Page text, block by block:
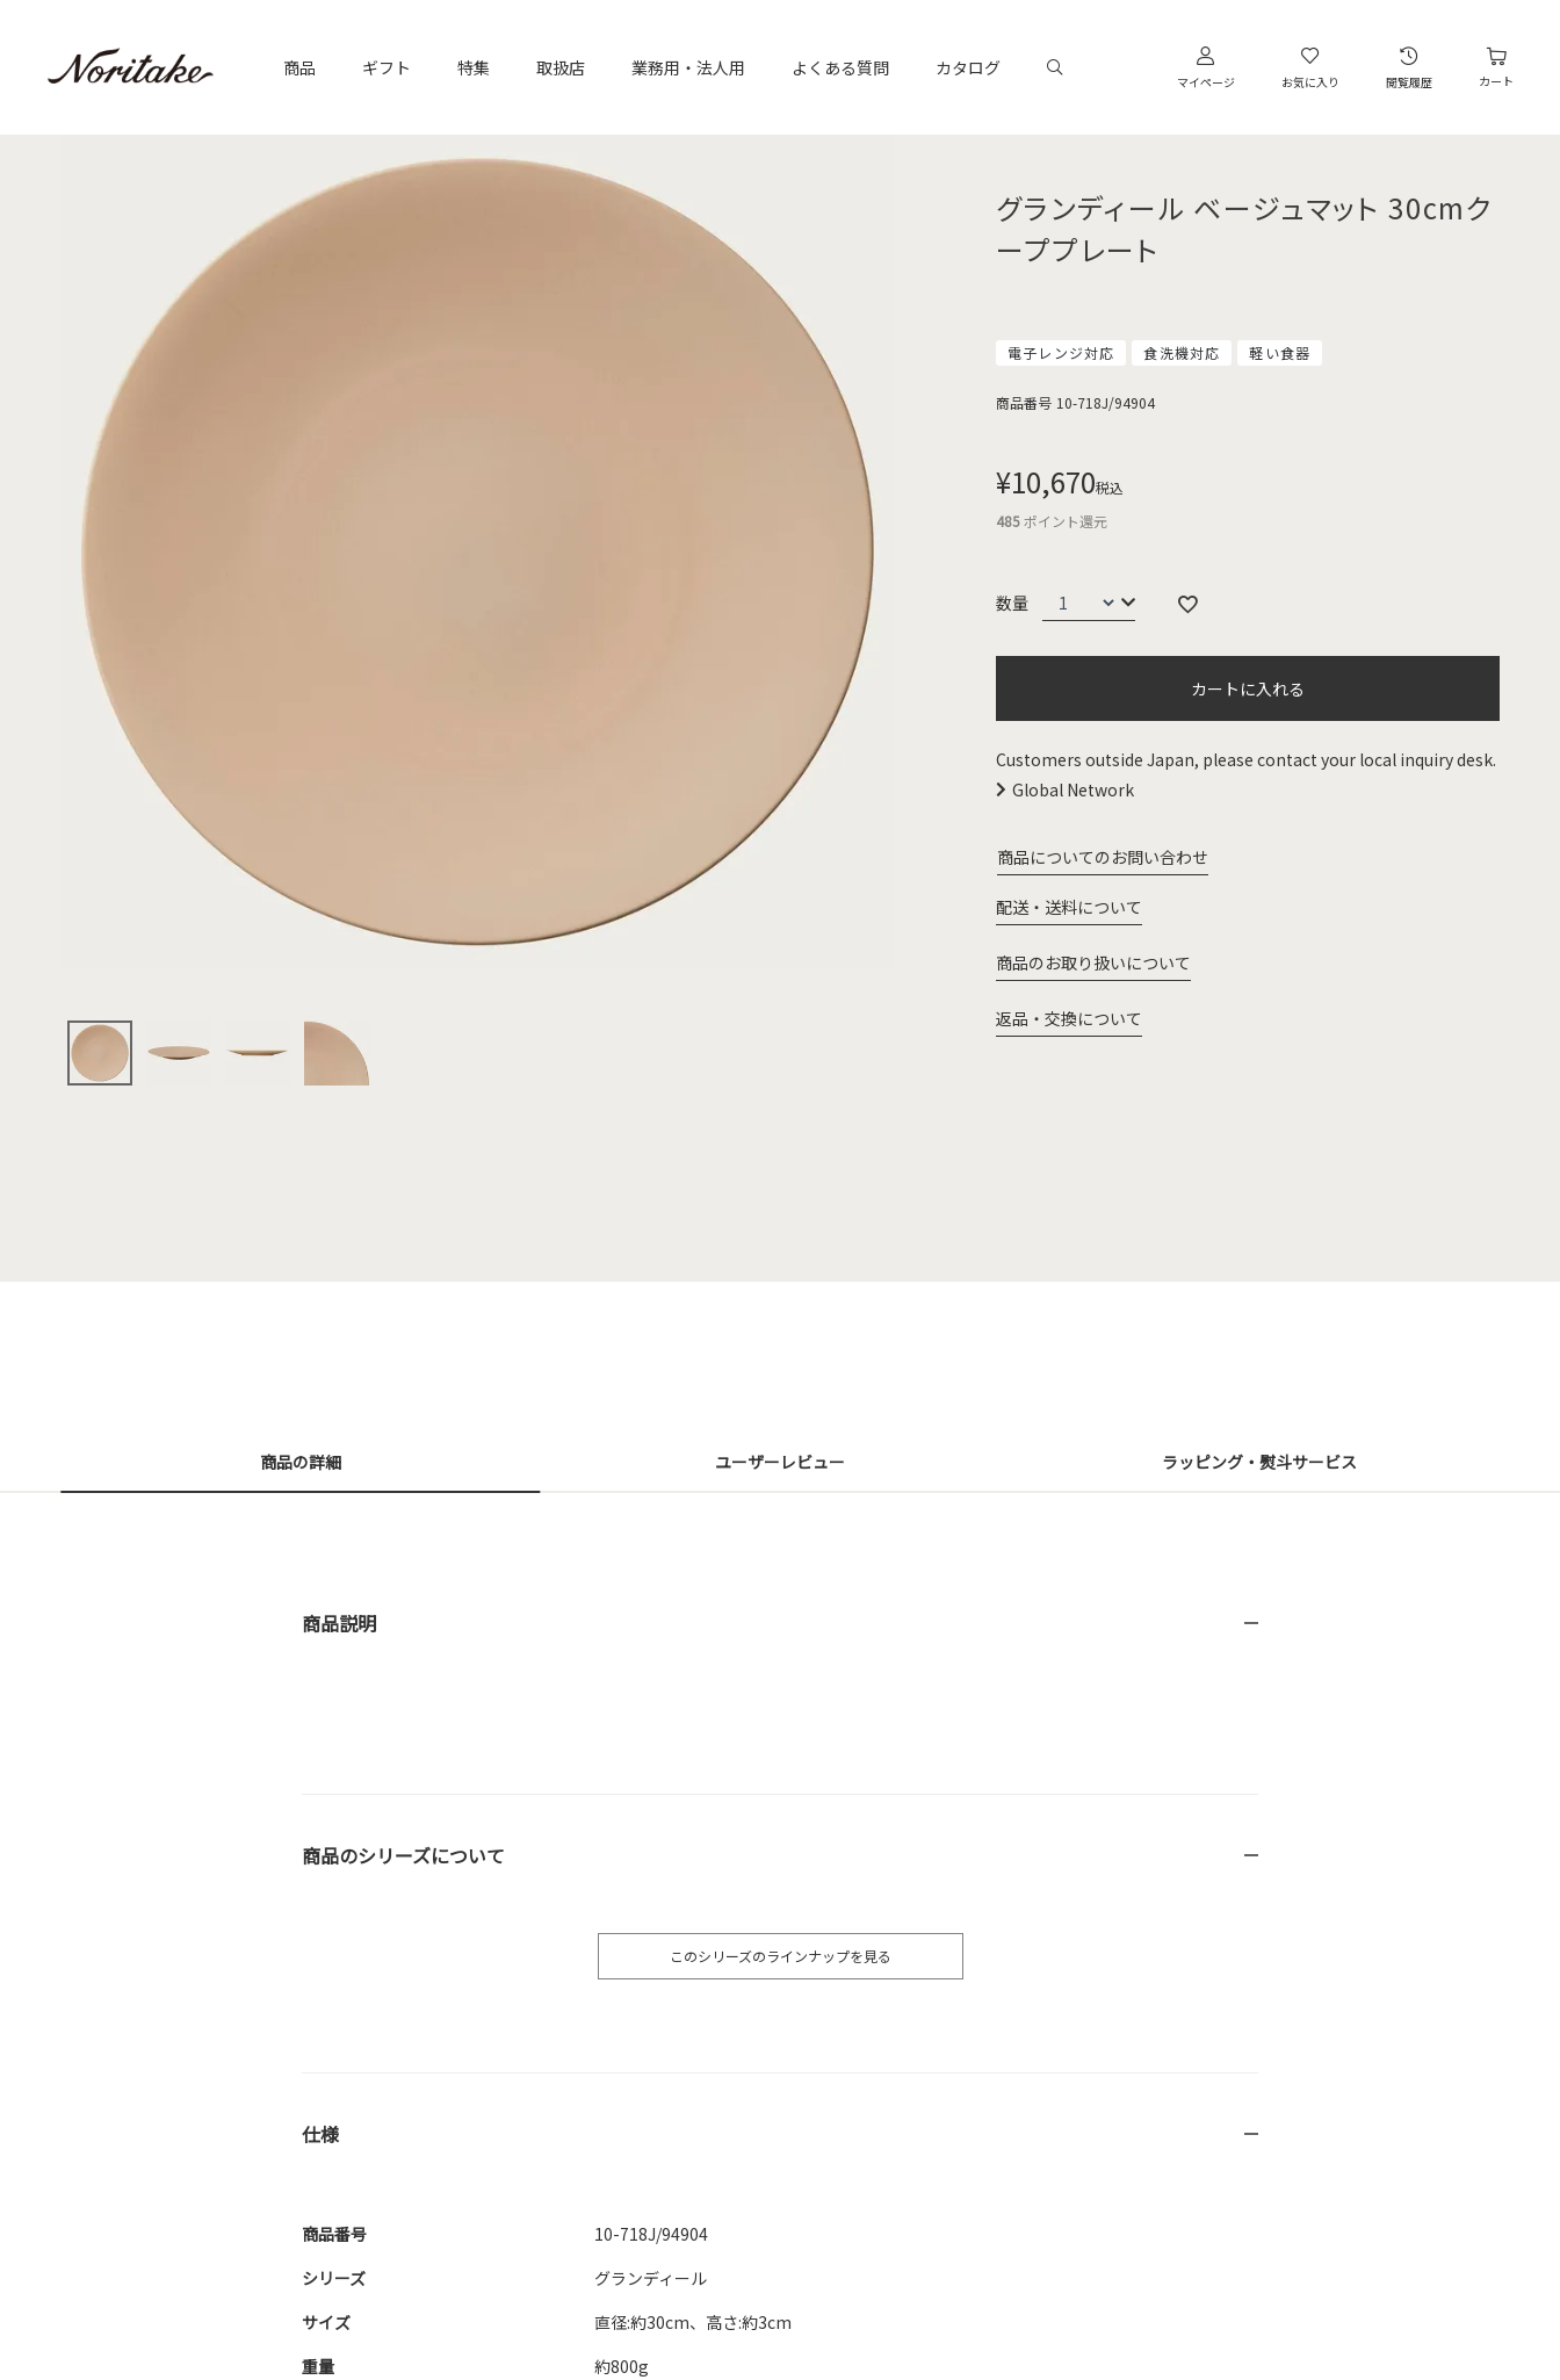
商品 ギフト 特集 取扱店 業務用・法人用 よくある質問 カタログ
マイページ お気に入り 閲覧履歴 カート
グランディール ベージュマット 30cmク
ーププレート
電子レンジ対応 食洗機対応 軽い食器
商品番号 10-718J/94904
¥10,670税込
485ポイント還元
カートに入れる
Customers outside Japan, please contact your local inquiry desk.
Global Network
商品についてのお問い合わせ
配送・送料について
商品のお取り扱いについて
返品・交換について
商品の詳細 ユーザーレビュー ラッピング・熨斗サービス
商品説明
商品のシリーズについて
このシリーズのラインナップを見る
仕様
商品番号
10-718J/94904
シリーズ
グランディール
サイズ
直径:約30cm、高さ:約3cm
重量
約800g